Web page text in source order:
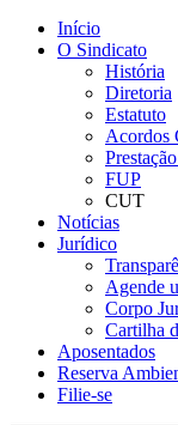
Início
O Sindicato
História
Diretoria
Estatuto
Acordos
FUP
CUT
Notícias
Jurídico
Agende
Corpo
Cartilha
Aposentados
Reserva
Filie-se